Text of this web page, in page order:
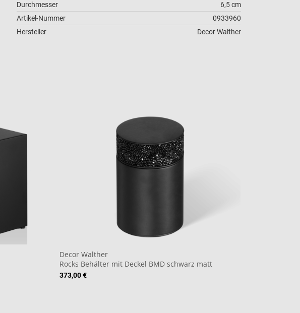
Durchmesser
6,5 cm
Artikel-Nummer
0933960
Hersteller
Decor Walther
Decor Walther
Rocks Behälter mit Deckel BMD schwarz matt
373,00 €